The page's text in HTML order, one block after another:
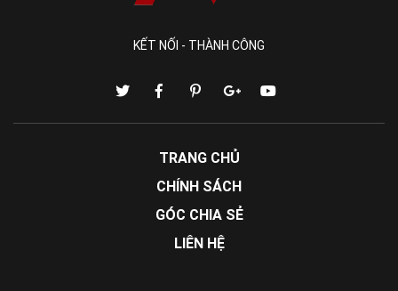
KẾT NỐI - THÀNH CÔNG
TRANG CHỦ
CHÍNH SÁCH
GÓC CHIA SẺ
LIÊN HỆ